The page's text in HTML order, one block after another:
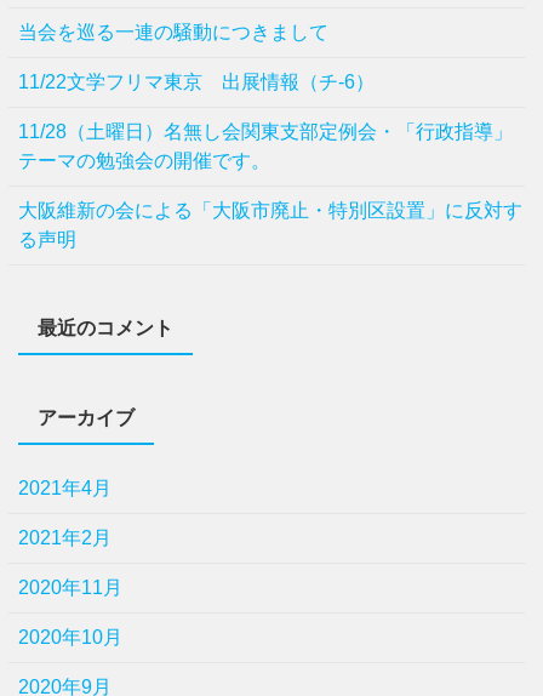
当会を巡る一連の騒動につきまして
11/22文学フリマ東京 出展情報（チ-6）
11/28（土曜日）名無し会関東支部定例会・「行政指導」
テーマの勉強会の開催です。
⼤阪維新の会による「⼤阪市廃⽌・特別区設置」に反対す
る声明
最近のコメント
アーカイブ
2021年4月
2021年2月
2020年11月
2020年10月
2020年9月